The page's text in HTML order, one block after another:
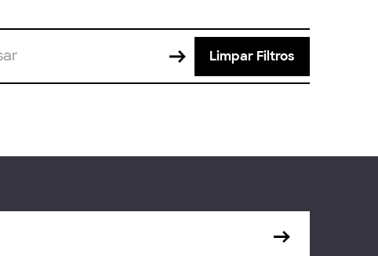
Limpar Filtros